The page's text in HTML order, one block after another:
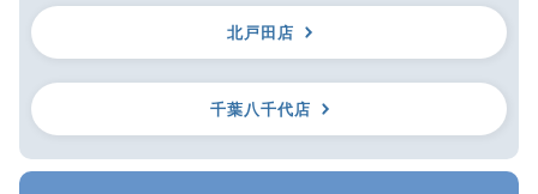
北戸田店
千葉八千代店